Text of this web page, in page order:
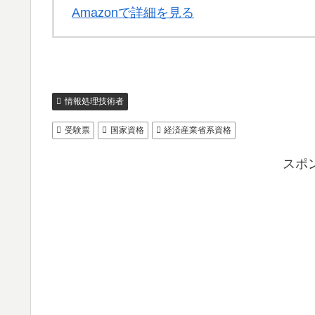
Amazonで詳細を見る
情報処理技術者
受験票 国家資格 経済産業省系資格
スポ